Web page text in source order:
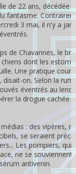
de 22 ans, décédée
fantasme.
3 mai, il n'y a
de Chavannes, le
dont les
Une pratique
on. Selon la
éventrés au
la drogue cachée
: des vipères,
se seraient
Les pompiers, qui
ne se
antivenin.